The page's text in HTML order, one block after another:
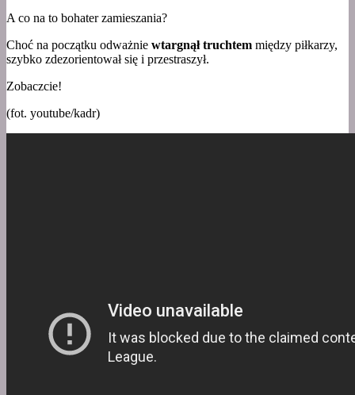
A co na to bohater zamieszania?
Choć na początku odważnie wtargnął truchtem między piłkarzy,
szybko zdezorientował się i przestraszył.
Zobaczcie!
(fot. youtube/kadr)